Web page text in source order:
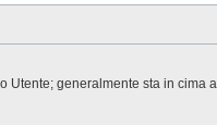
generalmente sta in cima